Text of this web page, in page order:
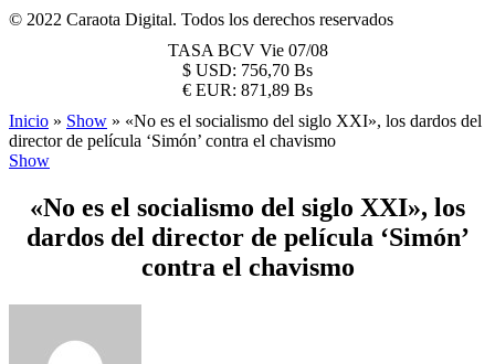
© 2022 Caraota Digital. Todos los derechos reservados
TASA BCV Vie 07/08
$ USD: 756,70 Bs
€ EUR: 871,89 Bs
Inicio » Show » «No es el socialismo del siglo XXI», los dardos del
director de película ‘Simón’ contra el chavismo
Show
«No es el socialismo del siglo XXI», los
dardos del director de película ‘Simón’
contra el chavismo